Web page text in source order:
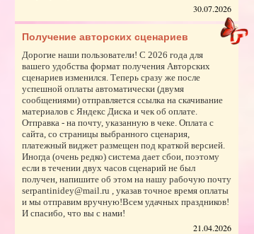
30.07.2026
Получение авторских сценариев
Дорогие наши пользователи! С 2026 года для
вашего удобства формат получения Авторских
сценариев изменился. Теперь сразу же после
успешной оплаты автоматически (двумя
сообщениями) отправляется ссылка на скачивание
материалов с Яндекс Диска и чек об оплате.
Отправка - на почту, указанную в чеке. Оплата с
сайта, со страницы выбранного сценария,
платежный виджет размещен под краткой версией.
Иногда (очень редко) система дает сбои, поэтому
если в течении двух часов сценарий не был
получен, напишите об этом на нашу рабочую почту
serpantinidey@mail.ru , указав точное время оплаты
и мы отправим вручную!Всем удачных праздников!
И спасибо, что вы с нами!
21.04.2026